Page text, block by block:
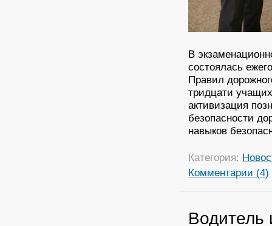
В
состоялась
Правил
тридцати
активизация
безопасности
навыков
Категория:
Комментарии (4)
Водитель